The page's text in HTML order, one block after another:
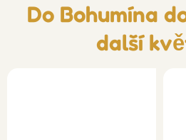
Do Bohumína
další